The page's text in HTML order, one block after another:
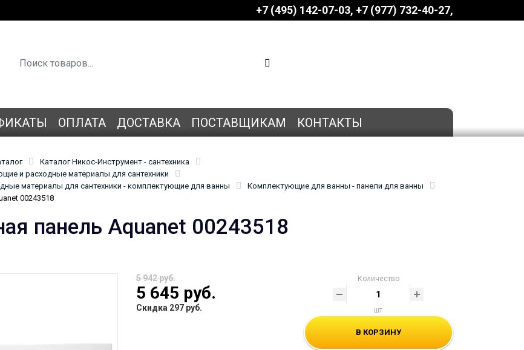
+7 (495) 142-07-03 ‎‎+7 (977) 732-40-27
ОПЛАТА ДОСТАВКА ПОСТАВЩИКАМ КОНТАКТЫ
Каталог Никос-Инструмент - сантехника
и расходные материалы для сантехники
материалы для сантехники - комплектующие для ванны
Комплектующие для ванны - панели для ванны
00243518
панель Aquanet 00243518
5 942 руб.
5 645 руб.
Скидка 297 руб.
Количество
шт
В КОРЗИНУ